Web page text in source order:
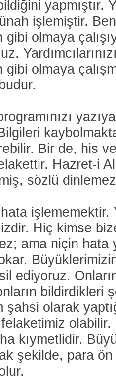
yapmıştır.
işlemiştir.
gibi olmaya
olmaya
Bir de, his
Hazret-i
sözlü
işlememektir.
Hiç kimse
ama niçin hata
ediyoruz.
bildirdikleri
olarak
olabilir.
kıymetlidir.
şekilde, para ön